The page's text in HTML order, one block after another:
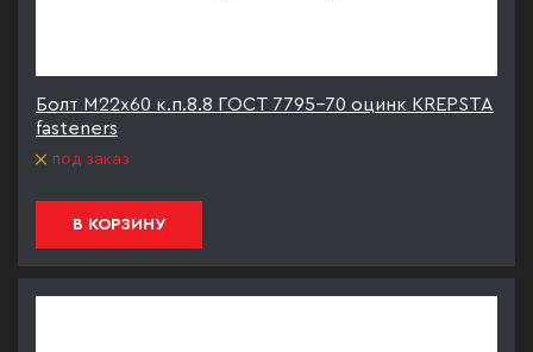
Болт М22х60 к.п.8.8 ГОСТ 7795-70 оцинк KREPSTA
fasteners
под заказ
В КОРЗИНУ